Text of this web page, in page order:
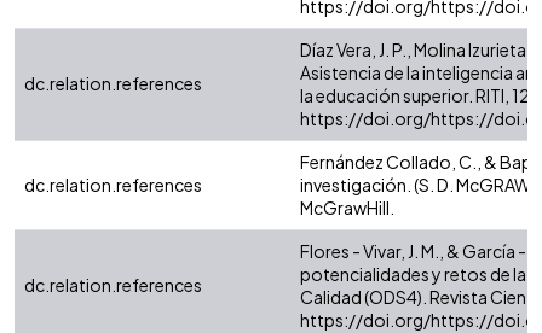
https://doi.org/https://
dc.relation.references
Díaz Vera, J. P., Molina
Asistencia de la inteligencia
la educación superior. RITI, 12
https://doi.org/https://
dc.relation.references
Fernández Collado, C., &
investigación. (S. D. McGRAW -
McGrawHill.
dc.relation.references
Flores - Vivar, J. M., & García -
potencialidades y retos de la
Calidad (ODS4). Revista
https://doi.org/https://